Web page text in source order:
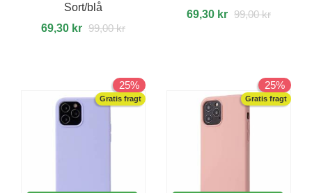
Sort/blå
69,30 kr 99,00 kr
69,30 kr 99,00 kr
25%
Gratis fragt
25%
Gratis fragt